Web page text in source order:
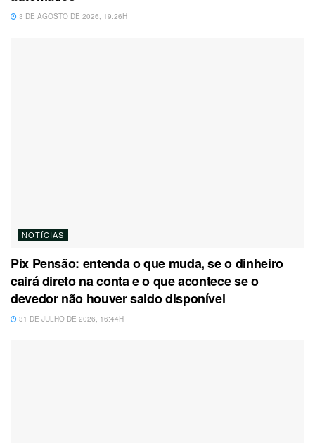
3 DE AGOSTO DE 2026, 19:26H
NOTÍCIAS
Pix Pensão: entenda o que muda, se o dinheiro
cairá direto na conta e o que acontece se o
devedor não houver saldo disponível
31 DE JULHO DE 2026, 16:44H